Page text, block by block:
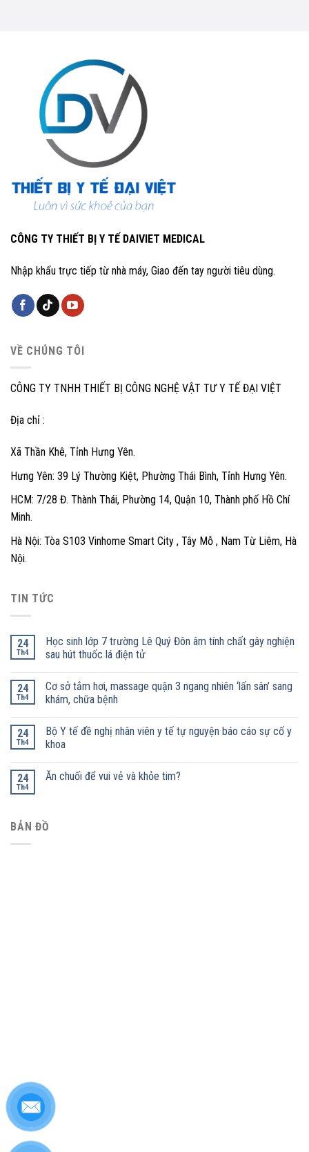
CÔNG TY THIẾT BỊ Y TẾ DAIVIET MEDICAL
Nhập khẩu trực tiếp từ nhà máy, Giao đến tay người tiêu dùng.
VỀ CHÚNG TÔI
CÔNG TY TNHH THIẾT BỊ CÔNG NGHỆ VẬT TƯ Y TẾ ĐẠI VIỆT
Địa chỉ :
Xã Thần Khê, Tỉnh Hưng Yên.
Hưng Yên: 39 Lý Thường Kiệt, Phường Thái Bình, Tỉnh Hưng Yên.
HCM: 7/28 Đ. Thành Thái, Phường 14, Quận 10, Thành phố Hồ Chí
Minh.
Hà Nội: Tòa S103 Vinhome Smart City , Tây Mỗ , Nam Từ Liêm, Hà
Nội.
TIN TỨC
24
Th4
Học sinh lớp 7 trường Lê Quý Đôn âm tính chất gây nghiện
sau hút thuốc lá điện tử
24
Th4
Cơ sở tắm hơi, massage quận 3 ngang nhiên ‘lấn sân’ sang
khám, chữa bệnh
24
Th4
Bộ Y tế đề nghị nhân viên y tế tự nguyện báo cáo sự cố y
khoa
24
Th4
Ăn chuối để vui vẻ và khỏe tim?
BẢN ĐỒ